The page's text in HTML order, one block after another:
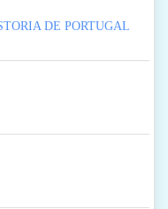
DE PORTUGAL